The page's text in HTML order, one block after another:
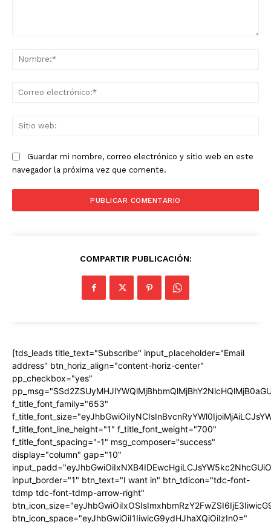
Guardar mi nombre, correo electrónico y sitio web en este
navegador la próxima vez que comente.
COMPARTIR PUBLICACIÓN:
[tds_leads title_text="Subscribe" input_placeholder="Email
address" btn_horiz_align="content-horiz-center"
pp_checkbox="yes"
f_title_font_family="653"
f_title_font_line_height="1" f_title_font_weight="700"
f_title_font_spacing="-1" msg_composer="success"
display="column" gap="10"
input_border="1" btn_text="I want in" btn_tdicon="tdc-font-
tdmp tdc-font-tdmp-arrow-right"
btn_icon_space="eyJhbGwiOiI1IiwicG9ydHJhaXQiOiIzIn0="